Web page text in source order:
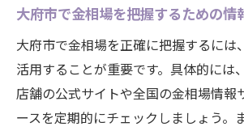
売却時に押さえたい金相場の
金相場のタイミングを活か
高値売却につなげる金相場
初めてでも安心できる金価値測
初めての方でもわかる金相
大府市で金相場を把握するための情
大府市で金相場を正確に把握するには
活用することが重要です。具体的には
店舗の公式サイトや全国の金相場情報
ースを定期的にチェックしましょう。